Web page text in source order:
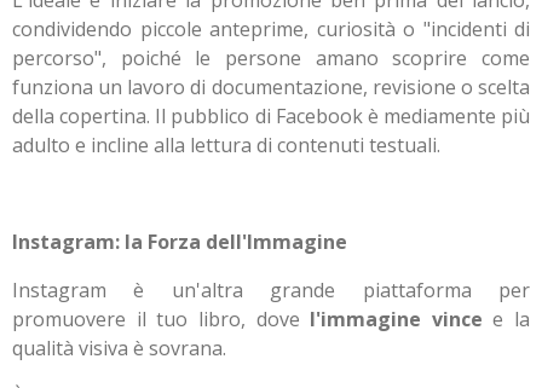
condividendo piccole anteprime, curiosità o "incidenti di
percorso", poiché le persone amano scoprire come
funziona un lavoro di documentazione, revisione o scelta
della copertina. Il pubblico di Facebook è mediamente più
adulto e incline alla lettura di contenuti testuali.
Instagram: la Forza dell'Immagine
Instagram è un'altra grande piattaforma per
promuovere il tuo libro, dove l'immagine vince e la
qualità visiva è sovrana.